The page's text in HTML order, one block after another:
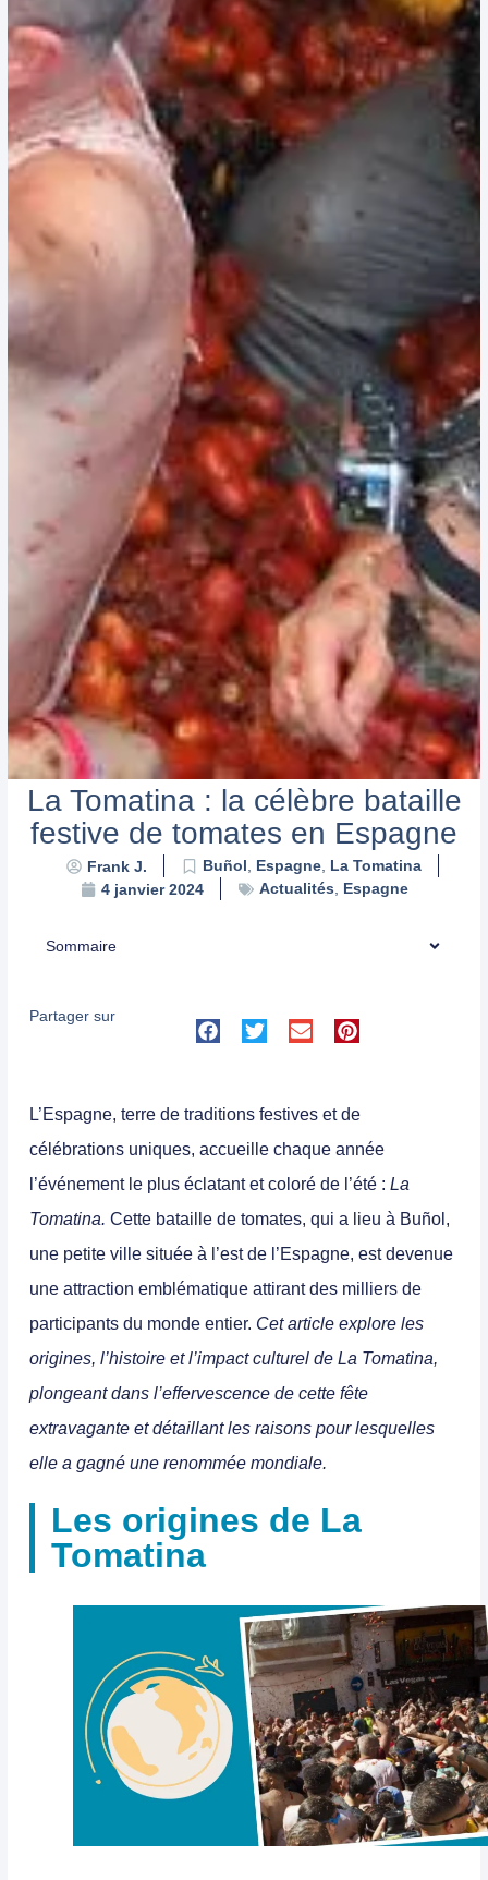
La Tomatina : la célèbre bataille
festive de tomates en Espagne
Frank J. Buñol, Espagne, La Tomatina
4 janvier 2024
Actualités, Espagne
Sommaire
Partager sur
L’Espagne, terre de traditions festives et de
célébrations uniques, accueille chaque année
l’événement le plus éclatant et coloré de l’été : La
Tomatina. Cette bataille de tomates, qui a lieu à Buñol,
une petite ville située à l’est de l’Espagne, est devenue
une attraction emblématique attirant des milliers de
participants du monde entier. Cet article explore les
origines, l’histoire et l’impact culturel de La Tomatina,
plongeant dans l’effervescence de cette fête
extravagante et détaillant les raisons pour lesquelles
elle a gagné une renommée mondiale.
Les origines de La
Tomatina